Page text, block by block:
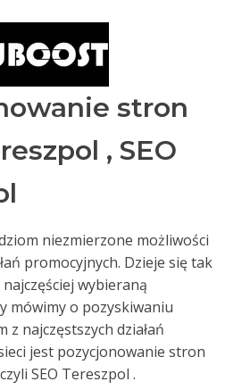
stron
, SEO
niezmierzone możliwości
promocyjnych. Dzieje się tak
wybieraną
mówimy o pozyskiwaniu
z najczęstszych działań
jest pozycjonowanie stron
SEO Tereszpol .